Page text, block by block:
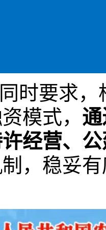
同时要求
模式，
经营、
，稳妥